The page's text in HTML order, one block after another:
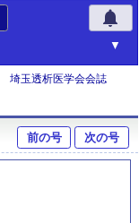
notifications
埼玉透析医学会会誌
前の号 次の号